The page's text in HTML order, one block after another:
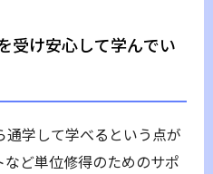
受け安心して学んでい
学して学べるという点が
ど単位修得のためのサポ